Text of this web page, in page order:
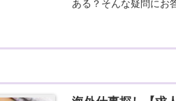
ある？そんな疑問にお